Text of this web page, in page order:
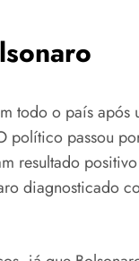
todo o país após
político passou
resultado
diagnosticado